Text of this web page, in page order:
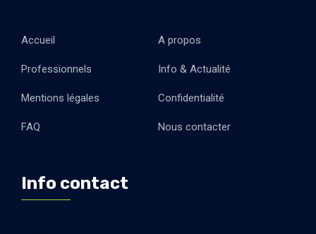
Accueil A propos
Professionnels Info & Actualité
Mentions légales Confidentialité
FAQ Nous contacter
Info contact